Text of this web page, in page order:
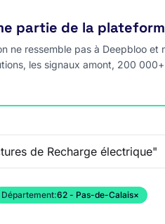
partie de la
ne ressemble pas à Deepbloo et
les signaux amont, 200
Département:62 - Pas-de-Calais×